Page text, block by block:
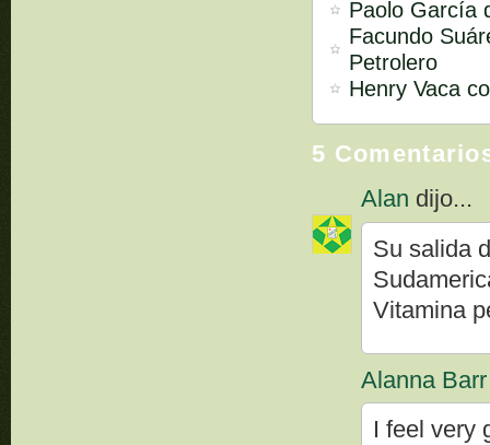
Paolo García
Facundo
Petrolero
Henry Vaca
5
Alan dijo...
Su salida
Vitamina
Alanna Barr
I feel very